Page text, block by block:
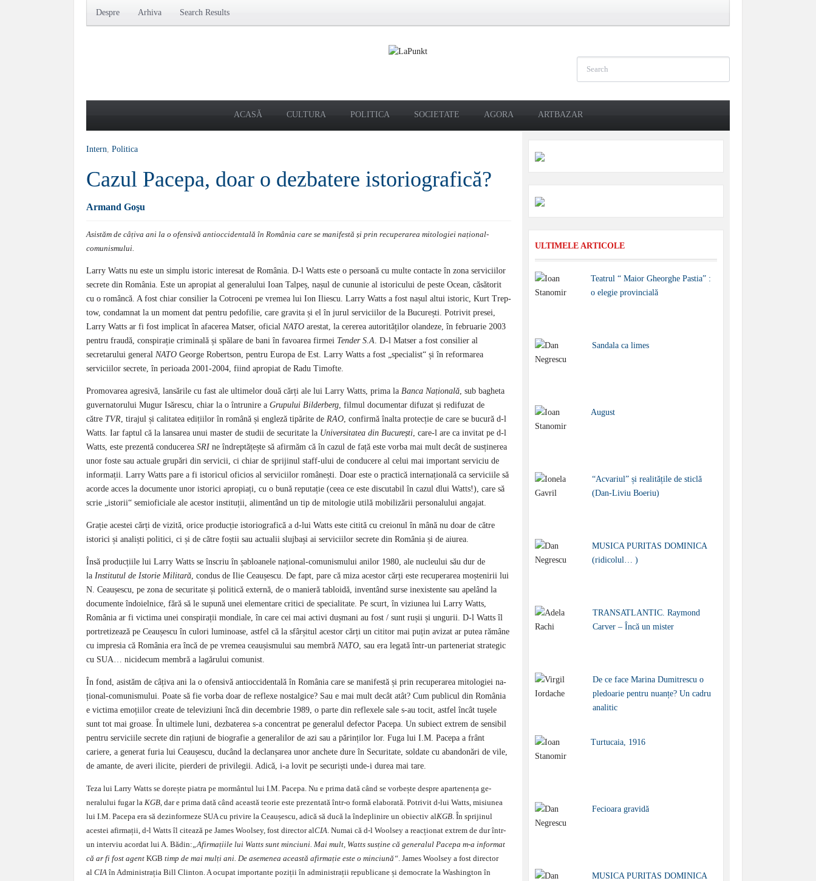
Despre Arhiva Search Results
ACASĂ CULTURA POLITICA SOCIETATE AGORA ARTBAZAR
Intern, Politica
Cazul Pacepa, doar o dezbatere istoriografică?
Armand Goşu
Asistăm de câțiva ani la o ofensivă antioccidentală în România care se manifestă și prin recuperarea mitologiei național-
comunismului.
Larry Watts nu este un simplu istoric interesat de Ro­mâ­nia. D-l Watts este o persoană cu multe con­tacte în zona serviciilor
secrete din România. Este un apro­piat al generalului Ioan Talpeș, nașul de cu­nu­nie al is­toricului de peste Ocean, căsătorit
cu o ro­mâncă. A fost chiar consilier la Cotroceni pe vre­mea lui Ion Ili­escu. Larry Watts a fost nașul altui is­toric, Kurt Trep­
tow, condamnat la un moment dat pen­tru pe­do­filie, care gravita și el în jurul ser­vi­ci­i­lor de la Bu­cu­rești. Potrivit presei,
Larry Watts ar fi fost im­pli­cat în afacerea Matser, oficial NATO ares­tat, la ce­re­rea autorităților olandeze, în februarie 2003
pentru fraudă, conspirație criminală și spălare de bani în favoarea firmei Tender S.A. D-l Matser a fost con­si­lier al
secretarului general NATO George Robert­son, pentru Europa de Est. Larry Watts a fost „spe­cia­list“ și în reformarea
serviciilor secrete, în pe­rioada 2001-2004, fiind apropiat de Radu Timofte.
Promovarea agresivă, lansările cu fast ale ultimelor două cărți ale lui Larry Watts, prima la Banca Na­țio­nală, sub bagheta
guvernatorului Mugur Isă­res­cu, chiar la o întrunire a Grupului Bilderberg, fil­mul documentar difuzat și redifuzat de
către TVR, tirajul și calitatea edițiilor în română și engleză ti­pă­rite de RAO, confirmă înalta protecție de care se bu­cură d-l
Watts. Iar faptul că la lansarea unui master de studii de securitate la Universitatea din Bu­cu­rești, care-l are ca invitat pe d-l
Watts, este pre­zen­tă conducerea SRI ne îndreptățește să afirmăm că în cazul de față este vorba mai mult decât de sus­ținerea
unor foste sau actuale grupări din servicii, ci chiar de sprijinul staff-ului de conducere al celui mai important serviciu de
informații. Larry Watts pa­re a fi istoricul oficios al serviciilor românești. Doar este o practică internațională ca serviciile să
acorde acces la documente unor istorici apropiați, cu o bună reputație (ceea ce este discutabil în cazul dlui Watts!), care să
scrie „istorii“ semioficiale ale acestor instituții, alimentând un tip de mitologie utilă mobilizării personalului angajat.
Grație acestei cărți de vizită, orice producție is­to­rio­grafică a d-lui Watts este citită cu creionul în mână nu doar de către
istorici și analiști politici, ci și de către foștii sau actualii slujbași ai serviciilor secrete din România și de aiurea.
Însă producțiile lui Larry Watts se înscriu în șa­bloa­nele național-comunismului anilor 1980, ale nu­cleu­lui său dur de
la Institutul de Istorie Militară, con­dus de Ilie Ceaușescu. De fapt, pare că miza acestor cărți este recuperarea moștenirii lui
N. Ceaușescu, pe zona de securitate și politică externă, de o ma­nieră tabloidă, inventând surse inexistente sau ape­lând la
documente îndoielnice, fără să le supună unei ele­men­tare critici de specialitate. Pe scurt, în vi­ziu­nea lui Larry Watts,
România ar fi victima unei conspirații mondiale, în care cei mai activi dușmani au fost / sunt rușii și ungurii. D-l Watts îl
portretizează pe Ceaușescu în culori luminoase, astfel că la sfârșitul acestor cărți un cititor mai puțin avizat ar putea rămâne
cu impresia că România era încă de pe vremea ceaușismului sau mem­bră NATO, sau era legată într-un par­te­neriat strategic
cu SUA… nicidecum mem­bră a lagărului comunist.
În fond, asistăm de câțiva ani la o ofensivă antioccidentală în România care se ma­ni­festă și prin recuperarea mitologiei na­
țio­nal-comunismului. Poate să fie vorba doar de reflexe nostalgice? Sau e mai mult de­cât atât? Cum publicul din România
e vic­ti­ma emoțiilor create de televiziuni încă din decembrie 1989, o parte din reflexele sale s-au tocit, astfel încât tușele
sunt tot mai groase. În ultimele luni, dezbaterea s-a concentrat pe generalul defector Pa­ce­pa. Un subiect extrem de sensibil
pentru serviciile secrete din rațiuni de biografie a generalilor de azi sau a părinților lor. Fu­ga lui I.M. Pacepa a frânt
cariere, a ge­ne­rat furia lui Ceaușescu, ducând la de­clan­șa­rea unor anchete dure în Securitate, sol­date cu abandonări de vile,
de amante, de averi ilicite, pierderi de privilegii. Adică, i-a lovit pe securiști unde-i durea mai tare.
Teza lui Larry Watts se dorește piatra pe mor­mântul lui I.M. Pacepa. Nu e prima da­tă când se vorbește despre apartenența ge­
neralului fugar la KGB, dar e prima dată când această teorie este prezentată într-o formă elaborată. Potrivit d-lui Watts, mi­siu­nea
lui I.M. Pacepa era să dezinformeze SUA cu privire la Ceaușescu, adică să ducă la îndeplinire un obiectiv alKGB. În spri­ji­nul
acestei afirmații, d-l Watts îl citează pe James Woolsey, fost director alCIA. Nu­mai că d-l Woolsey a reacționat extrem de dur într-
un interviu acordat lui A. Bădin:„Afirmațiile lui Watts sunt minciuni. Mai mult, Watts susține că generalul Pacepa m-a informat
că ar fi fost agent KGB timp de mai mulți ani. De asemenea această afir­mație este o minciună“. James Wool­sey a fost director
al CIA în Administrația Bill Clinton. A ocupat importante poziții în administrații republicane și democrate la Washington în
ULTIMELE ARTICOLE
Teatrul “ Maior Gheorghe Pastia” :
o elegie provincială
Sandala ca limes
August
“Acvariul” și realitățile de sticlă
(Dan-Liviu Boeriu)
MUSICA PURITAS DOMINICA
(ridicolul… )
TRANSATLANTIC. Raymond
Carver – Încă un mister
De ce face Marina Dumitrescu o
pledoarie pentru nuanțe? Un cadru
analitic
Turtucaia, 1916
Fecioara gravidă
MUSICA PURITAS DOMINICA